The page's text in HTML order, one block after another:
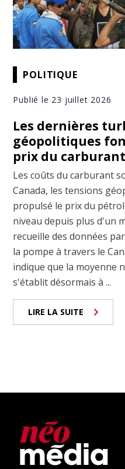
POLITIQUE
Publié le 23 juillet 2026
Les dernières
géopolitiques
prix du carburant
Les coûts du carburant
Canada, les tensions
propulsé le prix du
niveau depuis plus d'un
recueille des données
la pompe à travers le
indique que la moyenne
s'établit désormais à ...
LIRE LA SUITE